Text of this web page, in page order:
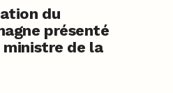
du
présenté
ministre de la